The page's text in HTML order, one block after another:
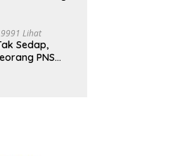
9991 Lihat
Sedap,
PNS